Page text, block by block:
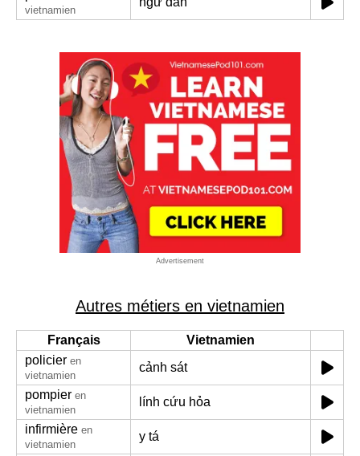
vietnamien
Advertisement
Autres métiers en vietnamien
Français
Vietnamien
policier en
vietnamien
cảnh sát
pompier en
vietnamien
lính cứu hỏa
infirmière en
vietnamien
y tá